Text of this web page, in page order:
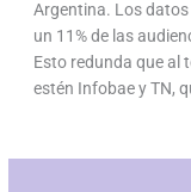
Argentina. Los
un 11% de las
Esto redunda que al
estén Infobae y TN,